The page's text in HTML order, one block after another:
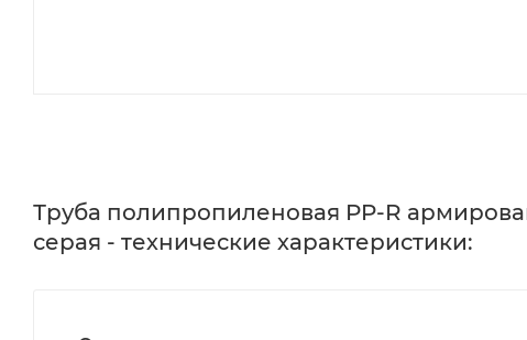
Труба полипропиленовая PP-R
серая - технические характеристики: